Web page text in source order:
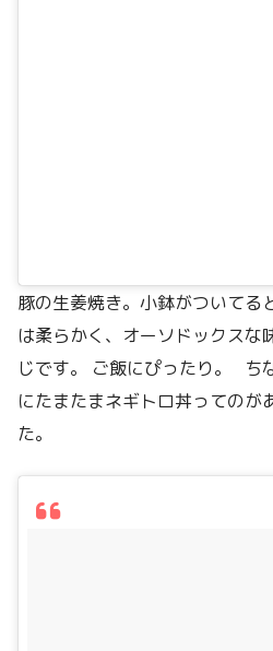
豚の生姜焼き。小鉢がついてる
は柔らかく、オーソドックスな
じです。 ご飯にぴったり。 ち
にたまたまネギトロ丼ってのが
た。